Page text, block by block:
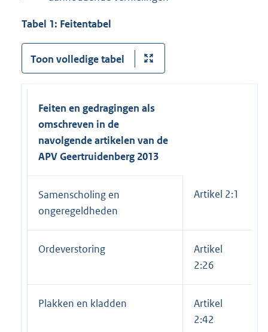
Tabel 1: Feitentabel
Toon volledige tabel
Feiten en gedragingen als
omschreven in de
navolgende artikelen van de
APV Geertruidenberg 2013
Samenscholing en
ongeregeldheden
Artikel 2:1
Ordeverstoring
Artikel
2:26
Plakken en kladden
Artikel
2:42